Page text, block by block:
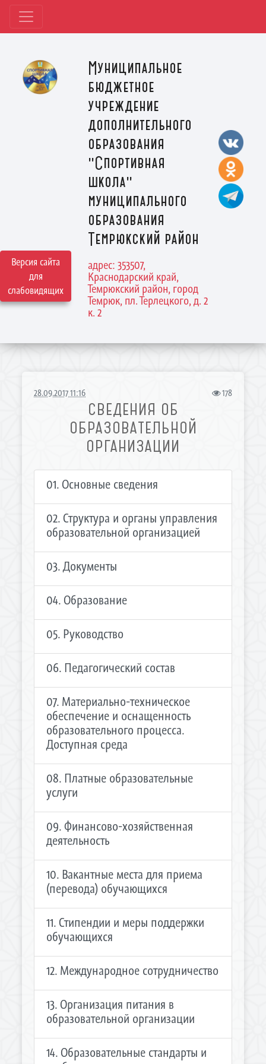
Версия сайта
для
слабовидящих
Муниципальное
бюджетное
учреждение
дополнительного
образования
"Спортивная
школа"
муниципального
образования
Темрюкский район
адрес: 353507,
Краснодарский край,
Темрюкский район, город
Темрюк, пл. Терлецкого, д. 2
к. 2
28.09.2017 11:16 178
СВЕДЕНИЯ ОБ
ОБРАЗОВАТЕЛЬНОЙ
ОРГАНИЗАЦИИ
01. Основные сведения
02. Структура и органы управления
образовательной организацией
03. Документы
04. Образование
05. Руководство
06. Педагогический состав
07. Материально-техническое
обеспечение и оснащенность
образовательного процесса.
Доступная среда
08. Платные образовательные
услуги
09. Финансово-хозяйственная
деятельность
10. Вакантные места для приема
(перевода) обучающихся
11. Стипендии и меры поддержки
обучающихся
12. Международное сотрудничество
13. Организация питания в
образовательной организации
14. Образовательные стандарты и